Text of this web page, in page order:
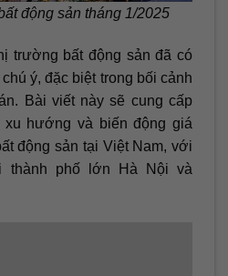
động sản tháng 1/2025
trường bất động sản đã có
ý, đặc biệt trong bối cảnh
Bài viết này sẽ cung cấp
hướng và biến động giá
động sản tại Việt Nam, với
thành phố lớn Hà Nội và